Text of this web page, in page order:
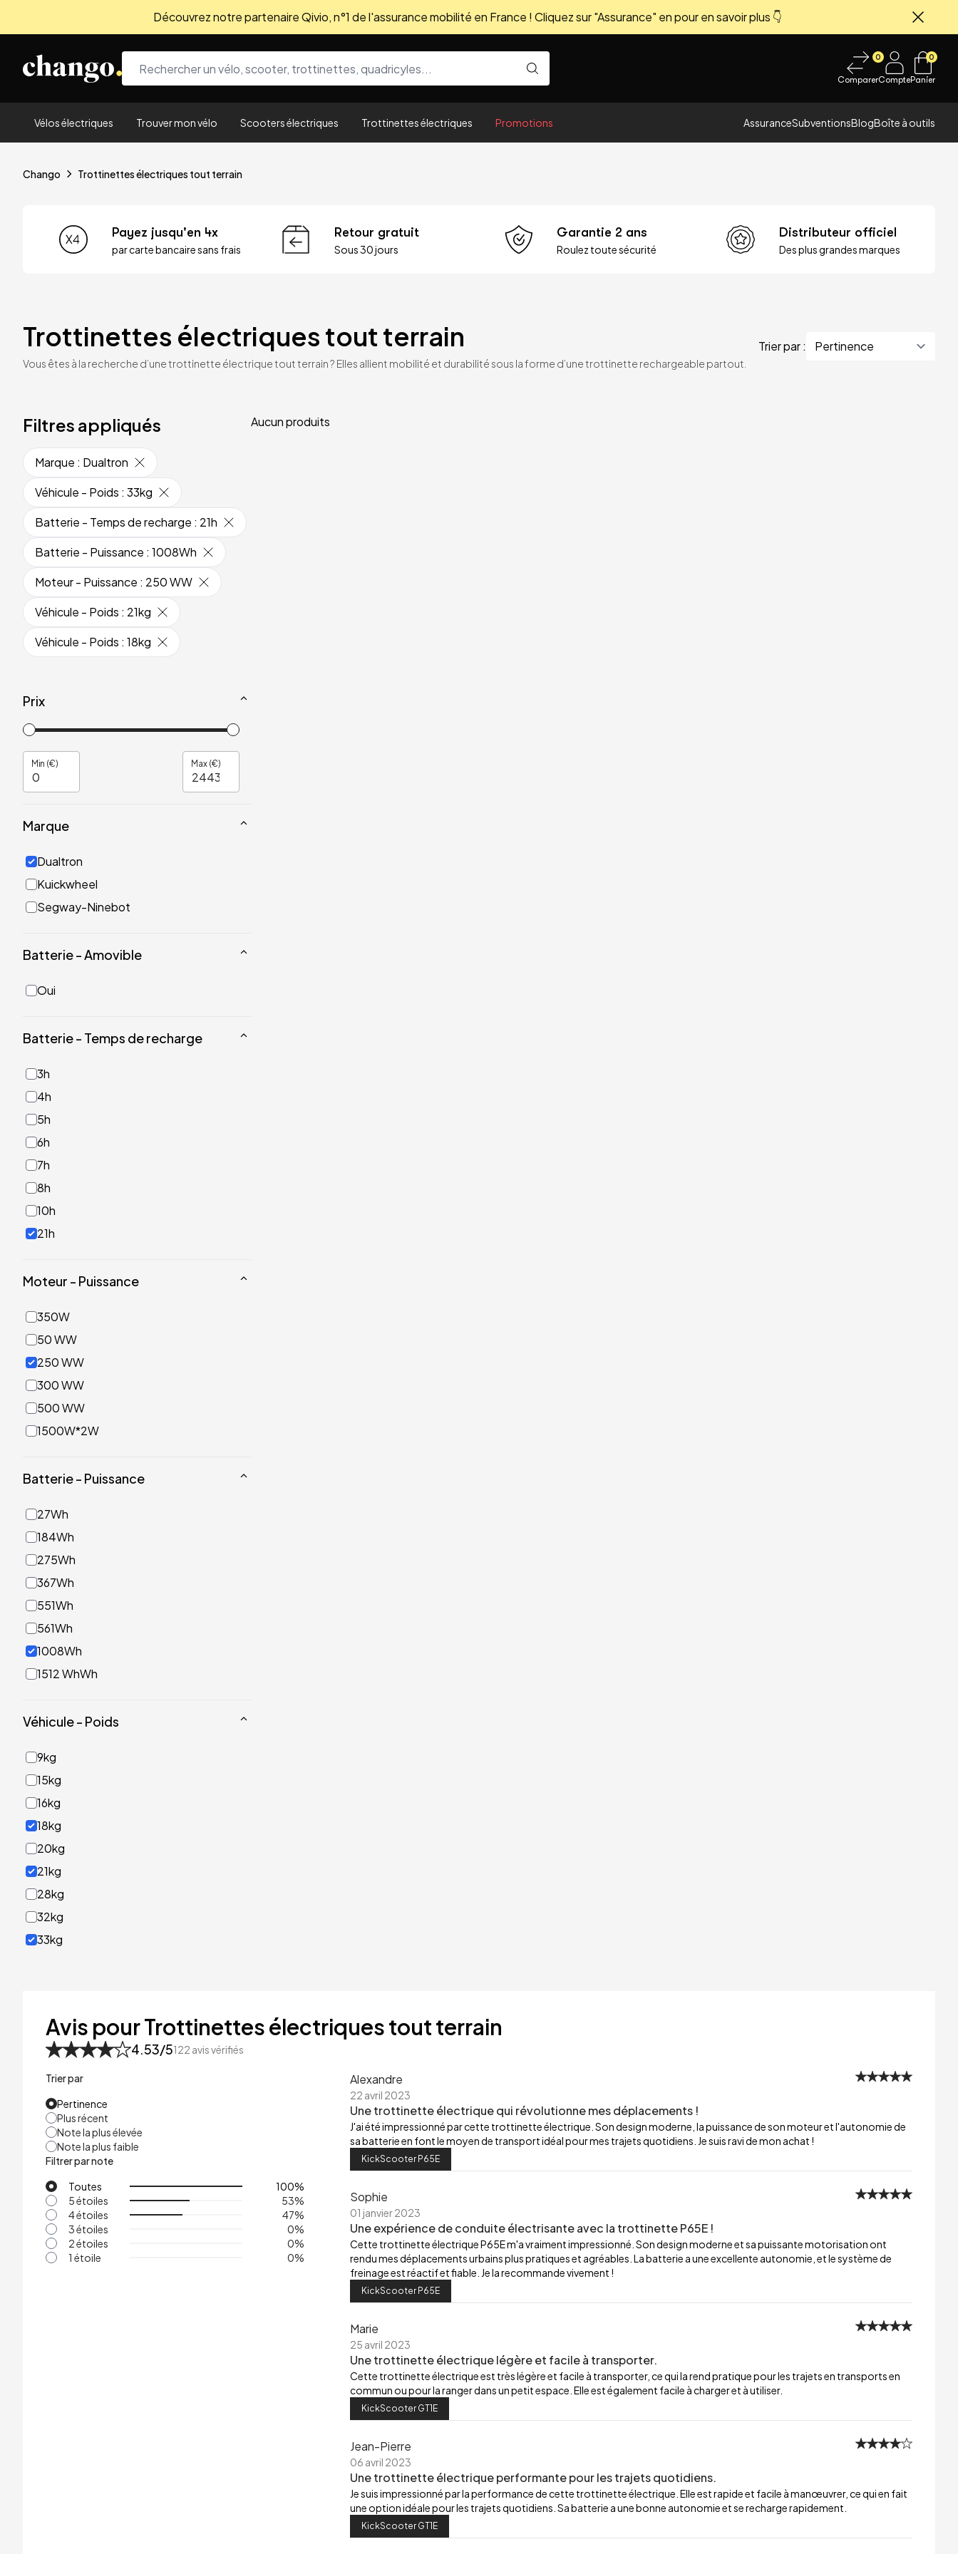
Découvrez notre partenaire Qivio, n°1 de l'assurance mobilité en France ! Cliquez sur "Assurance" en pour en savoir plus 👇
0
ComparerCompte
0
Panier
Vélos électriques Trouver mon vélo Scooters électriques Trottinettes électriques Promotions AssuranceSubventionsBlogBoîte à outils
Chango Trottinettes électriques tout terrain
Payez jusqu'en 4x
par carte bancaire sans frais
Retour gratuit
Sous 30 jours
Garantie 2 ans
Roulez toute sécurité
Distributeur officiel
Des plus grandes marques
Trottinettes électriques tout terrain
Vous êtes à la recherche d’une trottinette électrique tout terrain ? Elles allient mobilité et durabilité sous la forme d’une trottinette rechargeable partout.
Trier par :
Filtres appliqués
Marque : Dualtron
Véhicule - Poids : 33kg
Batterie - Temps de recharge : 21h
Batterie - Puissance : 1008Wh
Moteur - Puissance : 250 WW
Véhicule - Poids : 21kg
Véhicule - Poids : 18kg
Prix
Min (€) Max (€)
Marque
Dualtron
Kuickwheel
Segway-Ninebot
Batterie - Amovible
Oui
Batterie - Temps de recharge
3h
4h
5h
6h
7h
8h
10h
21h
Moteur - Puissance
350W
50 WW
250 WW
300 WW
500 WW
1500W*2W
Batterie - Puissance
27Wh
184Wh
275Wh
367Wh
551Wh
561Wh
1008Wh
1512 WhWh
Véhicule - Poids
9kg
15kg
16kg
18kg
20kg
21kg
28kg
32kg
33kg
53kg
Aucun produits
Avis pour Trottinettes électriques tout terrain
4.53/5122 avis vérifiés
Trier par
Pertinence
Plus récent
Note la plus élevée
Note la plus faible
Filtrer par note
Toutes
100%
5 étoiles
53%
4 étoiles
47%
3 étoiles
0%
2 étoiles
0%
1 étoile
0%
Alexandre
22 avril 2023
Une trottinette électrique qui révolutionne mes déplacements !
J'ai été impressionné par cette trottinette électrique. Son design moderne, la puissance de son moteur et l'autonomie de
sa batterie en font le moyen de transport idéal pour mes trajets quotidiens. Je suis ravi de mon achat !
KickScooter P65E
Sophie
01 janvier 2023
Une expérience de conduite électrisante avec la trottinette P65E !
Cette trottinette électrique P65E m'a vraiment impressionné. Son design moderne et sa puissante motorisation ont
rendu mes déplacements urbains plus pratiques et agréables. La batterie a une excellente autonomie, et le système de
freinage est réactif et fiable. Je la recommande vivement !
KickScooter P65E
Marie
25 avril 2023
Une trottinette électrique légère et facile à transporter.
Cette trottinette électrique est très légère et facile à transporter, ce qui la rend pratique pour les trajets en transports en
commun ou pour la ranger dans un petit espace. Elle est également facile à charger et à utiliser.
KickScooter GT1E
Jean-Pierre
06 avril 2023
Une trottinette électrique performante pour les trajets quotidiens.
Je suis impressionné par la performance de cette trottinette électrique. Elle est rapide et facile à manœuvrer, ce qui en fait
une option idéale pour les trajets quotidiens. Sa batterie a une bonne autonomie et se recharge rapidement.
KickScooter GT1E